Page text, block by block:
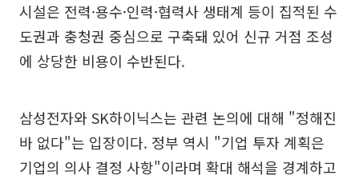
시설은 전력·용수·인력·협력사 생태계 등이 집적된 수
도권과 충청권 중심으로 구축돼 있어 신규 거점 조성
에 상당한 비용이 수반된다.
삼성전자와 SK하이닉스는 관련 논의에 대해 "정해진
바 없다"는 입장이다. 정부 역시 "기업 투자 계획은
기업의 의사 결정 사항"이라며 확대 해석을 경계하고